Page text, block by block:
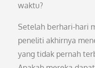
waktu?
Setelah berhari-hari
peneliti akhirnya
yang tidak pernah